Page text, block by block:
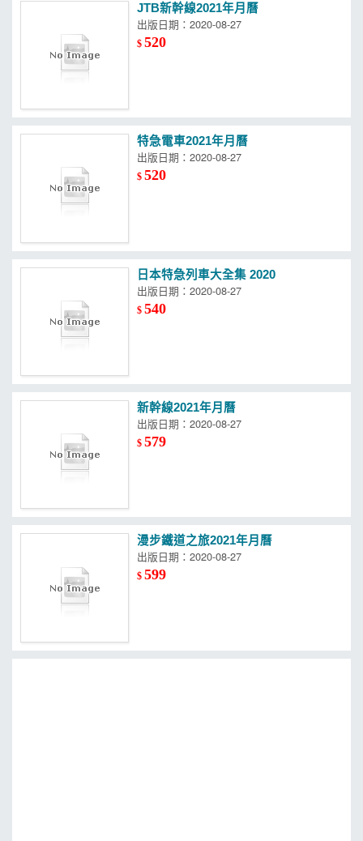
JTB新幹線2021年月曆
出版日期：2020-08-27
$520
特急電車2021年月曆
出版日期：2020-08-27
$520
日本特急列車大全集 2020
出版日期：2020-08-27
$540
新幹線2021年月曆
出版日期：2020-08-27
$579
漫步鐵道之旅2021年月曆
出版日期：2020-08-27
$599